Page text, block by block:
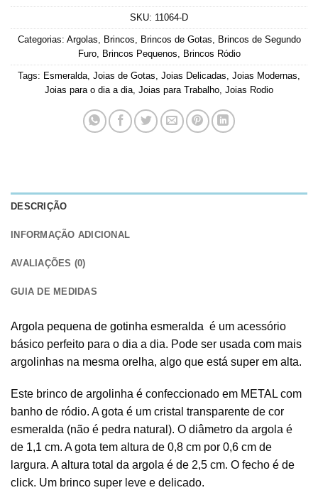
SKU: 11064-D
Categorias: Argolas Brincos Brincos de Gotas
Brincos de Segundo
Furo, Brincos Pequenos Brincos Ródio
Tags: Esmeralda Joias de Gotas Joias Delicadas Joias Modernas
Joias para o dia a dia Joias para Trabalho Joias Rodio
DESCRIÇÃO
INFORMAÇÃO ADICIONAL
AVALIAÇÕES (0)
GUIA DE MEDIDAS
Argola pequena de gotinha esmeralda é um acessório
básico perfeito para o dia a dia. Pode ser usada com mais
argolinhas na mesma orelha, algo que está super em alta.
Este brinco de argolinha é confeccionado em METAL com
banho de ródio. A gota é um cristal transparente de cor
esmeralda (não é pedra natural). O diâmetro da argola é
de 1,1 cm. A gota tem altura de 0,8 cm por 0,6 cm de
largura. A altura total da argola é de 2,5 cm. O fecho é de
click. Um brinco super leve e delicado.